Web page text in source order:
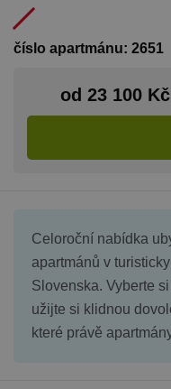
číslo apartmánu: 2651
od 23 100 Kč
Celoroční nabídka
apartmánů v
Slovenska. Vyberte
užijte si klidnou
které právě